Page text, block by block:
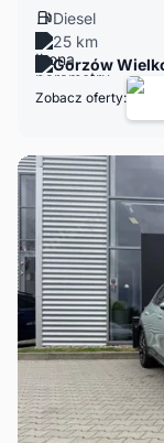
Diesel
25 km
Gorzów
Zobacz oferty: